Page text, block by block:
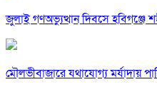
জুলাই গণঅভ্যুত্থান দিবসে হবিগঞ্জে
মৌলভীবাজারে যথাযোগ্য মর্যাদায়